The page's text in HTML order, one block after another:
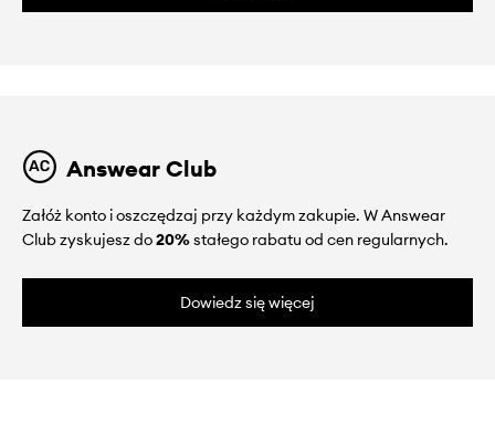
Answear Club
Załóż konto i oszczędzaj przy każdym zakupie. W Answear
Club zyskujesz do20%stałego rabatu od cen regularnych.
Dowiedz się więcej